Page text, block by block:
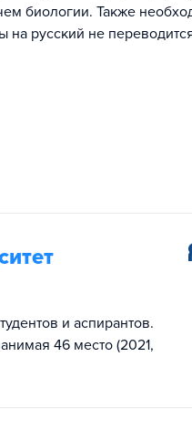
биологии. Также
на русский не
и аспирантов.
46 место (2021,